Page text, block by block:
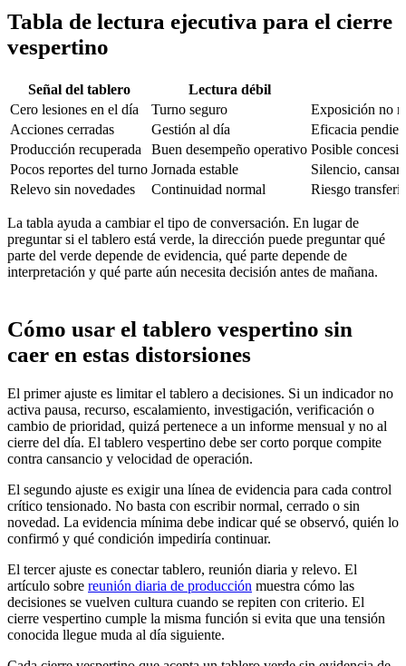
Tabla de lectura ejecutiva para el cierre
vespertino
Señal del tablero Lectura débil
Cero lesiones en el día
Turno seguro
Exposición no
Acciones cerradas
Gestión al día
Eficacia
Producción recuperada
Buen desempeño operativo Posible
Pocos reportes del turno Jornada estable
Silencio,
Relevo sin novedades
Continuidad normal Riesgo
La tabla ayuda a cambiar el tipo de conversación. En lugar de
preguntar si el tablero está verde, la dirección puede preguntar qué
parte del verde depende de evidencia, qué parte depende de
interpretación y qué parte aún necesita decisión antes de mañana.
Cómo usar el tablero vespertino sin
caer en estas distorsiones
El primer ajuste es limitar el tablero a decisiones. Si un indicador no
activa pausa, recurso, escalamiento, investigación, verificación o
cambio de prioridad, quizá pertenece a un informe mensual y no al
cierre del día. El tablero vespertino debe ser corto porque compite
contra cansancio y velocidad de operación.
El segundo ajuste es exigir una línea de evidencia para cada control
crítico tensionado. No basta con escribir normal, cerrado o sin
novedad. La evidencia mínima debe indicar qué se observó, quién lo
confirmó y qué condición impediría continuar.
El tercer ajuste es conectar tablero, reunión diaria y relevo. El
artículo sobre reunión diaria de producción muestra cómo las
decisiones se vuelven cultura cuando se repiten con criterio. El
cierre vespertino cumple la misma función si evita que una tensión
conocida llegue muda al día siguiente.